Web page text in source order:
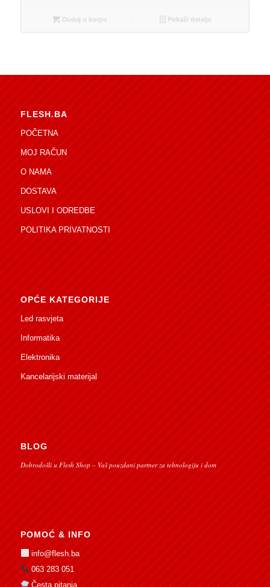
Dodaj u korpu Pokaži detalje
FLESH.BA
POČETNA
MOJ RAČUN
O NAMA
DOSTAVA
USLOVI I ODREDBE
POLITIKA PRIVATNOSTI
OPĆE KATEGORIJE
Led rasvjeta
Informatika
Elektronika
Kancelarijski materijal
BLOG
Dobrodošli u Flesh Shop – Vaš pouzdani partner za tehnologiju i dom
POMOĆ & INFO
info@flesh.ba
063 283 051
Česta pitanja